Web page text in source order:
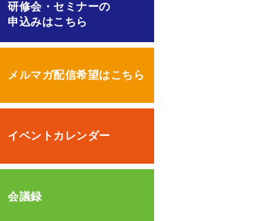
研修会・セミナーの
申込みはこちら
メルマガ配信希望はこちら
イベントカレンダー
会議録